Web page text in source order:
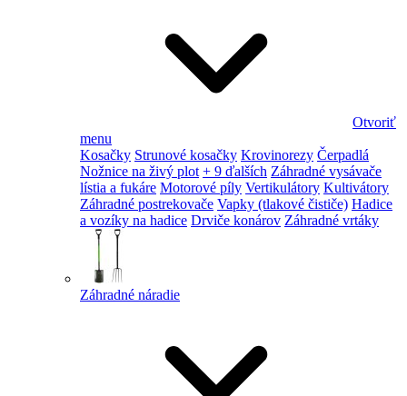
Otvoriť
menu
Kosačky Strunové kosačky Krovinorezy Čerpadlá
Nožnice na živý plot + 9 ďalších Záhradné vysávače
lístia a fukáre Motorové píly Vertikulátory Kultivátory
Záhradné postrekovače Vapky (tlakové čističe) Hadice
a vozíky na hadice Drviče konárov Záhradné vrtáky
Záhradné náradie